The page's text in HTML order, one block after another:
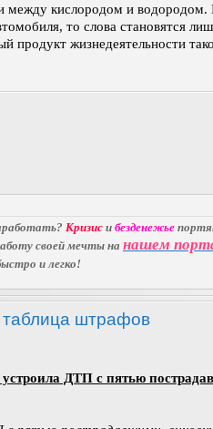
между кислородом и водородом.
то слова становятся
продукт жизнедеятельности
Кризис и безденежье
своей мечты на нашем
и легко!
таблица штрафов
ДТП с пятью